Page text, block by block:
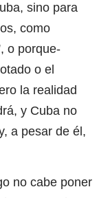
sino para
como
o porque-
o el
la realidad
y Cuba no
a pesar de él,
no cabe poner